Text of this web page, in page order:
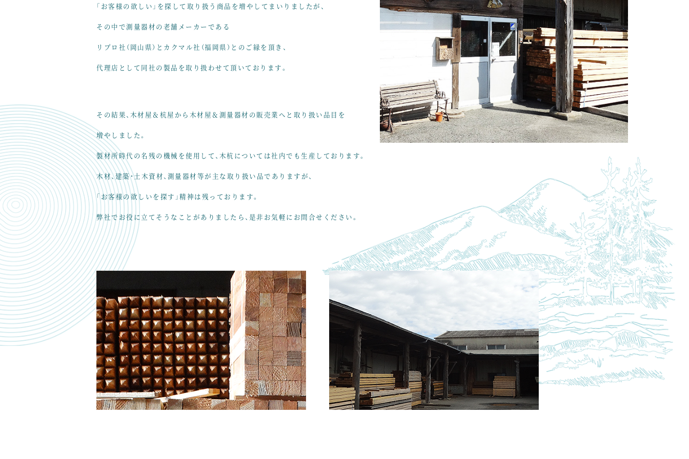
「お客様の欲しい」を探して取り扱う商品を増やしてまいりましたが、
その中で測量器材の老舗メーカーである
リプロ社（岡山県）とカクマル社（福岡県）とのご縁を頂き、
代理店として同社の製品を取り扱わせて頂いております。
その結果、木材屋＆杭屋から 木材屋＆測量器材の販売業へと 取り扱い品目を
増やしました。
製材所時代の名残の機械を使用して、 木杭については社内でも生産しております。
木材、建築・土木資材、測量器材等が 主な取り扱い品でありますが、
「お客様の欲しいを探す」精神は残っております。
弊社でお役に立てそうなことがありましたら、 是非お気軽にお問合せください。